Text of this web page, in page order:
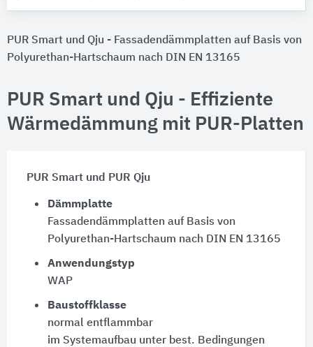
PUR Smart und Qju - Fassadendämmplatten auf Basis von
Polyurethan-Hartschaum nach DIN EN 13165
PUR Smart und Qju - Effiziente
Wärmedämmung mit PUR-Platten
PUR Smart und PUR Qju
Dämmplatte
Fassadendämmplatten auf Basis von
Polyurethan-Hartschaum nach DIN EN 13165
Anwendungstyp
WAP
Baustoffklasse
normal entflammbar
im Systemaufbau unter best. Bedingungen